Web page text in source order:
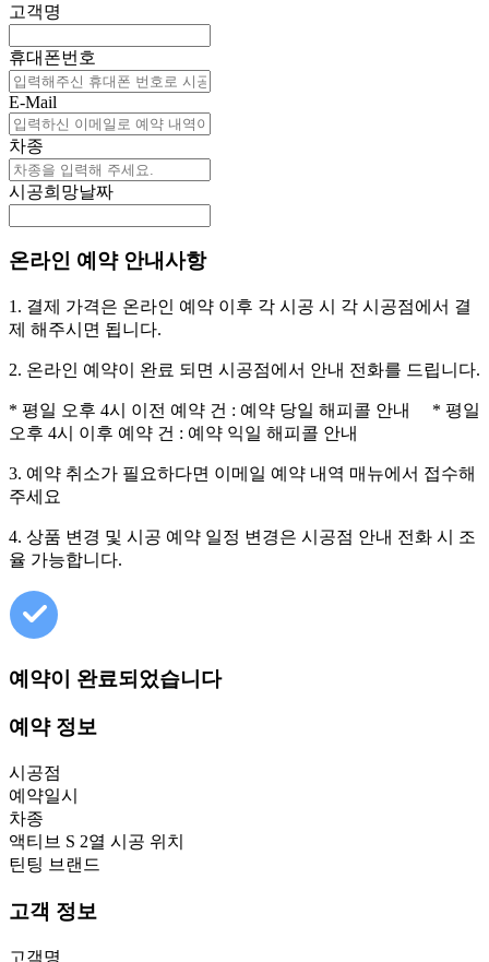
고객명
휴대폰번호
E-Mail
차종
시공희망날짜
온라인 예약 안내사항
1. 결제 가격은 온라인 예약 이후 각 시공 시 각 시공점에서 결
제 해주시면 됩니다.
2. 온라인 예약이 완료 되면 시공점에서 안내 전화를 드립니다.
* 평일 오후 4시 이전 예약 건 : 예약 당일 해피콜 안내 * 평일
오후 4시 이후 예약 건 : 예약 익일 해피콜 안내
3. 예약 취소가 필요하다면 이메일 예약 내역 매뉴에서 접수해
주세요
4. 상품 변경 및 시공 예약 일정 변경은 시공점 안내 전화 시 조
율 가능합니다.
예약이 완료되었습니다
예약 정보
시공점
예약일시
차종
액티브 S 2열 시공 위치
틴팅 브랜드
고객 정보
고객명